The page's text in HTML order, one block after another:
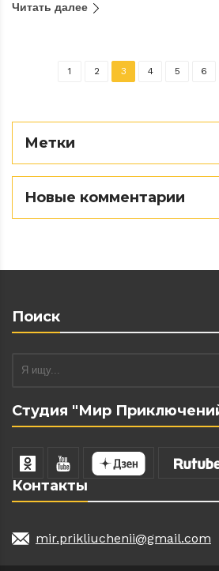
Читать далее
1 2 3 4 5 6
Метки
Новые комментарии
Студия "Мир
Контакты
mir.prikliuchenii@gmail.com
Поиск